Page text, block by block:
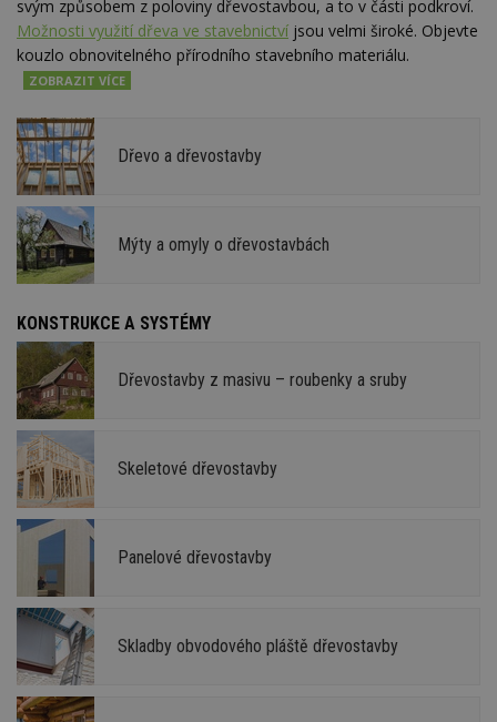
svým způsobem z poloviny dřevostavbou, a to v části podkroví.
Možnosti využití dřeva ve stavebnictví jsou velmi široké. Objevte
kouzlo obnovitelného přírodního stavebního materiálu.
Dřevo a dřevostavby
Mýty a omyly o dřevostavbách
KONSTRUKCE A SYSTÉMY
Dřevostavby z masivu – roubenky a sruby
Skeletové dřevostavby
Panelové dřevostavby
Skladby obvodového pláště dřevostavby